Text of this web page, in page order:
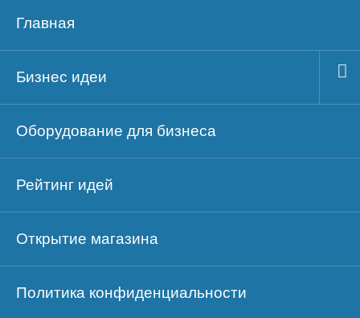
Главная
Бизнес идеи
Оборудование для бизнеса
Рейтинг идей
Открытие магазина
Политика конфиденциальности